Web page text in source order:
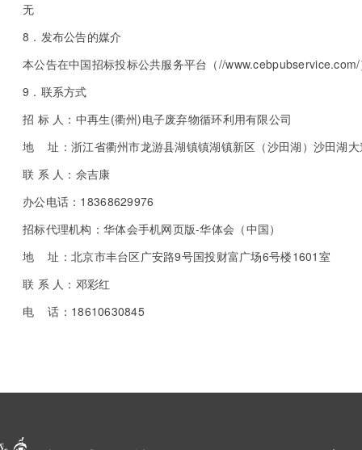
无
8．发布公告的媒介
本公告在中国招标投标公共服务平台（//
9．联系方式
招 标 人：中再生(衢州)电子废弃物循环利用有限公司
地 址：浙江省衢州市龙游县湖镇镇湖镇新区（沙田湖）沙田湖
联 系 人：佘吉康
办公电话：18368629976
招标代理机构：华体会手机网页版-华体会（中国）
地 址：北京市丰台区广安路9号国投财富广场6号楼1601室
联 系 人：邓彩红
电 话：18610630845